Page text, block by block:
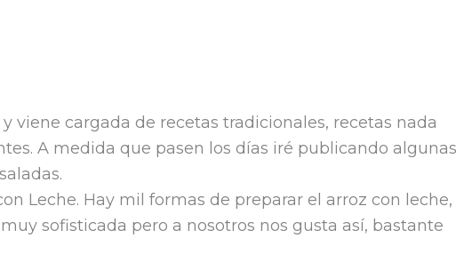
viene cargada de recetas tradicionales, recetas nada
A medida que pasen los días iré publicando algunas
Leche. Hay mil formas de preparar el arroz con leche,
sofisticada pero a nosotros nos gusta así, bastante